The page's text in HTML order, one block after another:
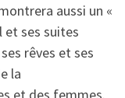
aussi un «
et ses suites
rêves et ses
la
et des femmes.